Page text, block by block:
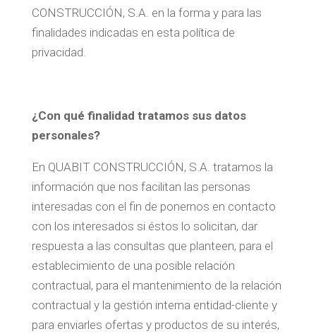
CONSTRUCCIÓN, S.A. en la forma y para las
finalidades indicadas en esta política de
privacidad.
¿Con qué finalidad tratamos sus datos
personales?
En QUABIT CONSTRUCCIÓN, S.A. tratamos la
información que nos facilitan las personas
interesadas con el fin de ponernos en contacto
con los interesados si éstos lo solicitan, dar
respuesta a las consultas que planteen, para el
establecimiento de una posible relación
contractual, para el mantenimiento de la relación
contractual y la gestión interna entidad-cliente y
para enviarles ofertas y productos de su interés,